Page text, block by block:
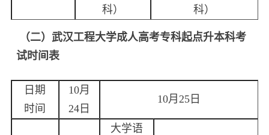
科）
科）
（二）武汉工程大学成人高考专科起点升本科考
试时间表
日期
时间
10月
24日
10月25日
大学语